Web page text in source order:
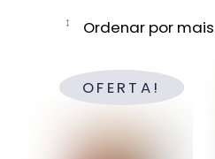
OFERTA!